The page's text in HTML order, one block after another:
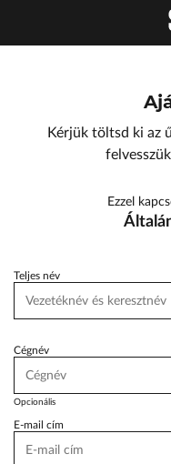
Lexus Pest
BYD Schiller
Geely Schiller
ŠKODA Schiller
Toyota Schiller
Szerviz cserejárművek
Tesla Approved Body
Kérjük töltsd ki az
Ezzel
Teljes név
Cégnév
Opcionális
E-mail cím